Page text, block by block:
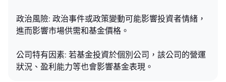
政治風險: 政治事件或政策變動可能影響投資者情緒，
進而影響市場供需和基金價格。
公司特有因素: 若基金投資於個別公司，該公司的營運
狀況、盈利能力等也會影響基金表現。